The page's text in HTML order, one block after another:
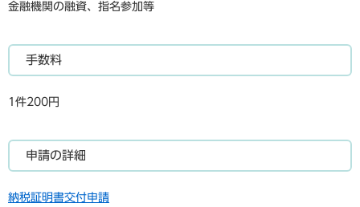
金融機関の融資、指名参加等
手数料
1件200円
申請の詳細
納税証明書交付申請